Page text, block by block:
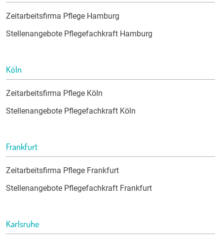
Zeitarbeitsfirma Pflege Hamburg
Stellenangebote Pflegefachkraft Hamburg
Köln
Zeitarbeitsfirma Pflege Köln
Stellenangebote Pflegefachkraft Köln
Frankfurt
Zeitarbeitsfirma Pflege Frankfurt
Stellenangebote Pflegefachkraft Frankfurt
Karlsruhe